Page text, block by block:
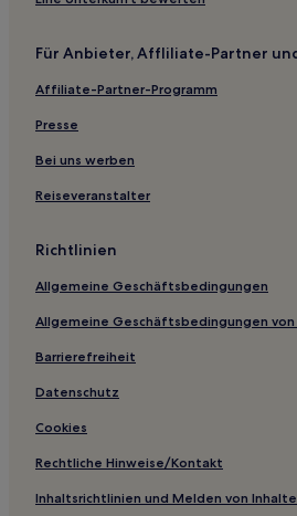
Für Anbieter, Affliliate-Partner
Affiliate-Partner-Programm
Presse
Bei uns werben
Reiseveranstalter
Richtlinien
Allgemeine Geschäftsbedingungen
Allgemeine Geschäftsbedingungen
Barrierefreiheit
Datenschutz
Cookies
Rechtliche Hinweise/Kontakt
Inhaltsrichtlinien und Melden von